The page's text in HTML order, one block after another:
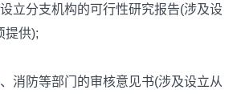
分支机构的可行性研究报告(涉及设
提供);
防等部门的审核意见书(涉及设立从